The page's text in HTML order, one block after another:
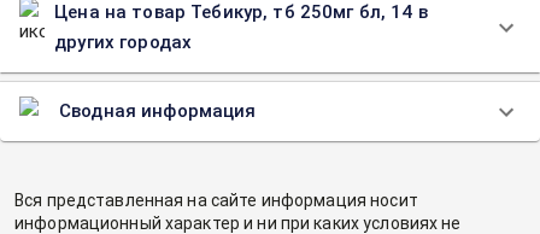
Цена на товар Тебикур, тб 250мг бл, 14 в
других городах
Сводная информация
Вся представленная на сайте информация носит
информационный характер и ни при каких условиях не